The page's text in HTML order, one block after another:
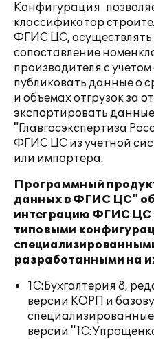
Конфигурация
классификатор
ФГИС ЦС, осуществлять
сопоставление
производителя c
публиковать данные о
и объемах отгрузок за
экспортировать
"Главгосэкспертиза
ФГИС ЦС из учетной
или импортера.
Программный
данных в ФГИС ЦС"
интеграцию ФГИС ЦС
типовыми
разработанными на
1С:Бухгалтерия 8,
версии КОРП и
версии